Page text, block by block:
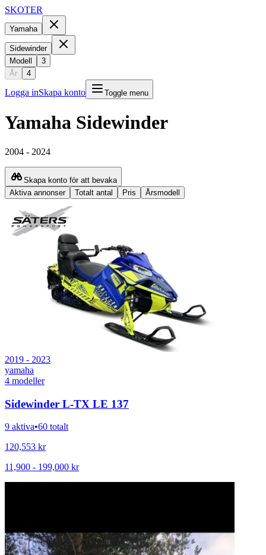
SKOTER
Yamaha
Sidewinder
Modell
3
År
4
Logga inSkapa konto Toggle menu
Yamaha Sidewinder
2004 - 2024
Skapa konto för att bevaka
Aktiva annonser
Totalt antal Pris Årsmodell
2019 - 2023
yamaha
4 modeller
Sidewinder L-TX LE 137
9 aktiva•60 totalt
120,553 kr
11,900 - 199,000 kr